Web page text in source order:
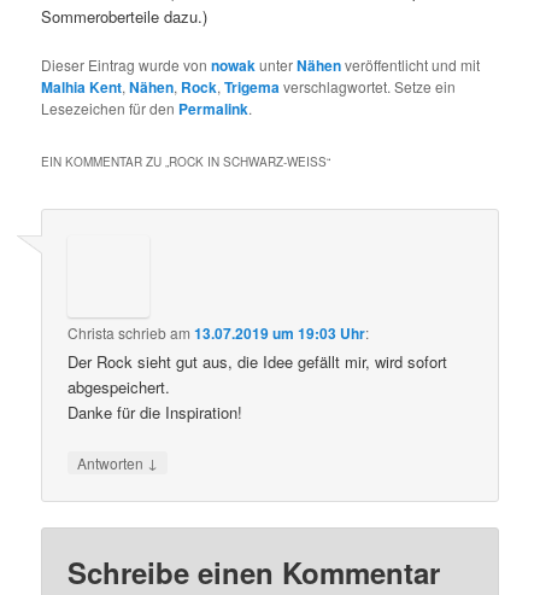
Sommeroberteile dazu.)
Dieser Eintrag wurde vonnowakunterNähenveröffentlicht und mit
Malhia Kent,Nähen, Rock,Trigemaverschlagwortet. Setze ein
Lesezeichen für den Permalink.
EIN KOMMENTAR ZU „ ROCK IN SCHWARZ-WEISS “
Christa schriebam13.07.2019 um 19:03 Uhr:
Der Rock sieht gut aus, die Idee gefällt mir, wird sofort
abgespeichert.
Danke für die Inspiration!
Antworten ↓
Schreibe einen Kommentar